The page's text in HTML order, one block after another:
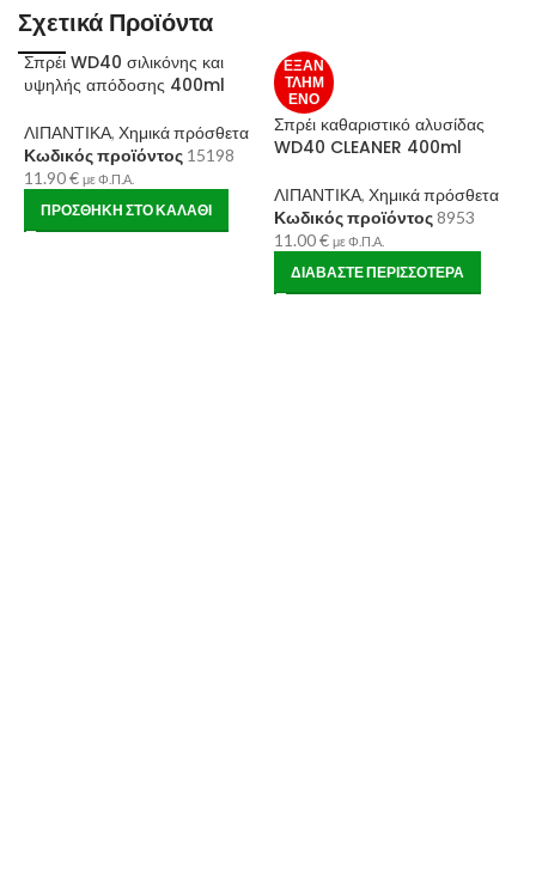
Σχετικά Προϊόντα
Σπρέι WD40 σιλικόνης και
υψηλής απόδοσης 400ml
ΛΙΠΑΝΤΙΚΑ, Χημικά πρόσθετα
Κωδικός προϊόντος 15198
11.90€ με Φ.Π.Α.
ΠΡΟΣΘΉΚΗ ΣΤΟ ΚΑΛΆΘΙ
ΕΞΑΝ
ΤΛΗΜ
ΈΝΟ
Σπρέι καθαριστικό αλυσίδας
WD40 CLEANER 400ml
ΛΙΠΑΝΤΙΚΑ, Χημικά πρόσθετα
Κωδικός προϊόντος8953
11.00€ με Φ.Π.Α.
ΔΙΑΒΆΣΤΕ ΠΕΡΙΣΣΌΤΕΡΑ